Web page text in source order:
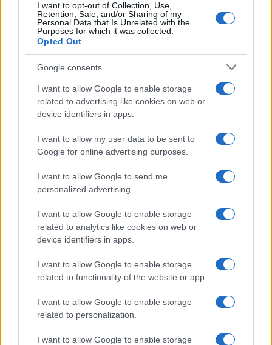
I want to opt-out of Collection, Use,
Retention, Sale, and/or Sharing of my
Personal Data that Is Unrelated with the
Purposes for which it was collected.
Opted Out
Google consents
I want to allow Google to enable storage
related to advertising like cookies on web or
device identifiers in apps.
I want to allow my user data to be sent to
Google for online advertising purposes.
I want to allow Google to send me
personalized advertising.
I want to allow Google to enable storage
related to analytics like cookies on web or
device identifiers in apps.
I want to allow Google to enable storage
related to functionality of the website or app.
I want to allow Google to enable storage
related to personalization.
I want to allow Google to enable storage